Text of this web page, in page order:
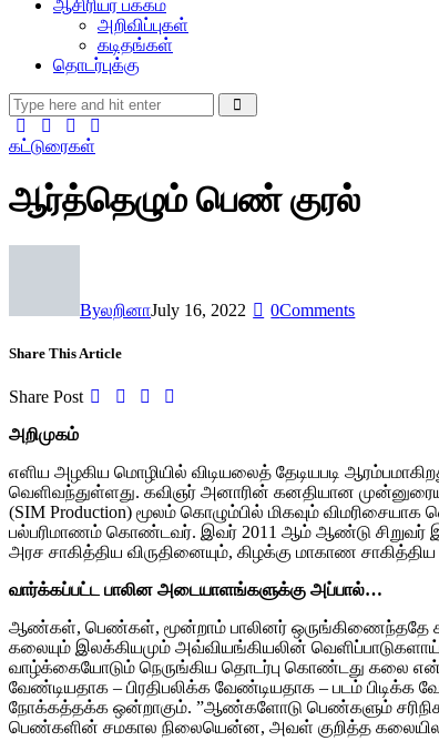
ஆசிரியர் பக்கம்
அறிவிப்புகள்
கடிதங்கள்
தொடர்புக்கு
கட்டுரைகள்
ஆர்த்தெழும் பெண் குரல்
ByலறினாJuly 16, 2022 0Comments
Share This Article
Share Post
அறிமுகம்
எளிய அழகிய மொழியில் விடியலைத் தேடியபடி
வெளிவந்துள்ளது. கவிஞர் அனாரின் கனதியான
(SIM Production) மூலம் கொழும்பில் மிகவும்
பல்பரிமாணம் கொண்டவர். இவர் 2011 ஆம் ஆண்டு சிறுவர்
அரச சாகித்திய விருதினையும், கிழக்கு மாகாண
வார்க்கப்பட்ட பாலின அடையாளங்களுக்கு அப்பால்…
ஆண்கள், பெண்கள், மூன்றாம் பாலினர் ஒருங்கிணைந்ததே
கலையும் இலக்கியமும் அவ்வியங்கியலின்
வாழ்க்கையோடும் நெருங்கிய தொடர்பு கொண்டது கலை
வேண்டியதாக – பிரதிபலிக்க வேண்டியதாக – படம்
நோக்கத்தக்க ஒன்றாகும். ”ஆண்களோடு பெண்களும் சரிநிகர்
பெண்களின் சமகால நிலையென்ன, அவள் குறித்த